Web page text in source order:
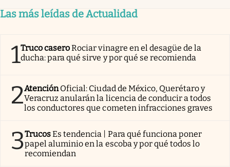
Las más leídas de Actualidad
1Truco caseroRociar vinagre en el desagüe de la
ducha: para qué sirve y por qué se recomienda
2AtenciónOficial: Ciudad de México, Querétaro y
Veracruz anularán la licencia de conducir a todos
los conductores que cometen infracciones graves
3TrucosEs tendencia | Para qué funciona poner
papel aluminio en la escoba y por qué todos lo
recomiendan